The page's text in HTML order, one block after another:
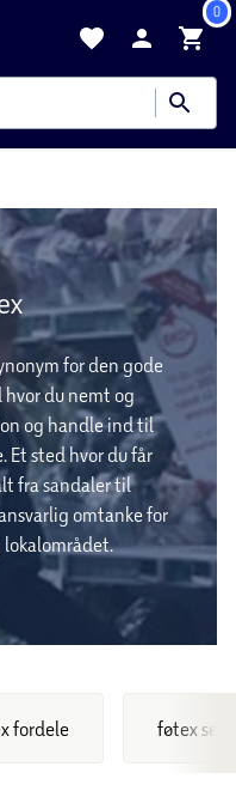
0
for den gode
hvor du nemt og
og handle ind til
Et sted hvor du får
fra sandaler til
omtanke for
lokalområdet.
fordele føtex